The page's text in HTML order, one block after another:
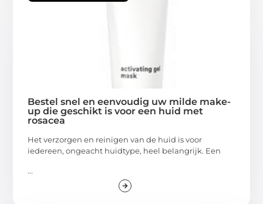
Bestel snel en eenvoudig uw milde make-
up die geschikt is voor een huid met
rosacea
Het verzorgen en reinigen van de huid is voor
iedereen, ongeacht huidtype, heel belangrijk. Een
...